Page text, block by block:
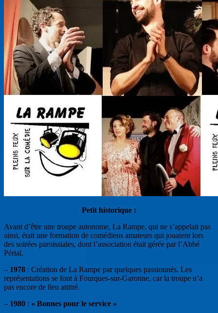
Petit historique :
Avant d’être une troupe autonome, La Rampe, qui ne s’appelait pas
ainsi, était une formation de comédiens amateurs qui jouaient lors
des soirées paroissiales, dont l’association était gérée par l’Abbé
Périal.
– 1978 : Création de La Rampe par quelques passionnés. Les
représentations se font à Fourques-sur-Garonne, car la troupe n’a
pas encore de lieu attitré.
– 1980 : « Bonnes pour le service »